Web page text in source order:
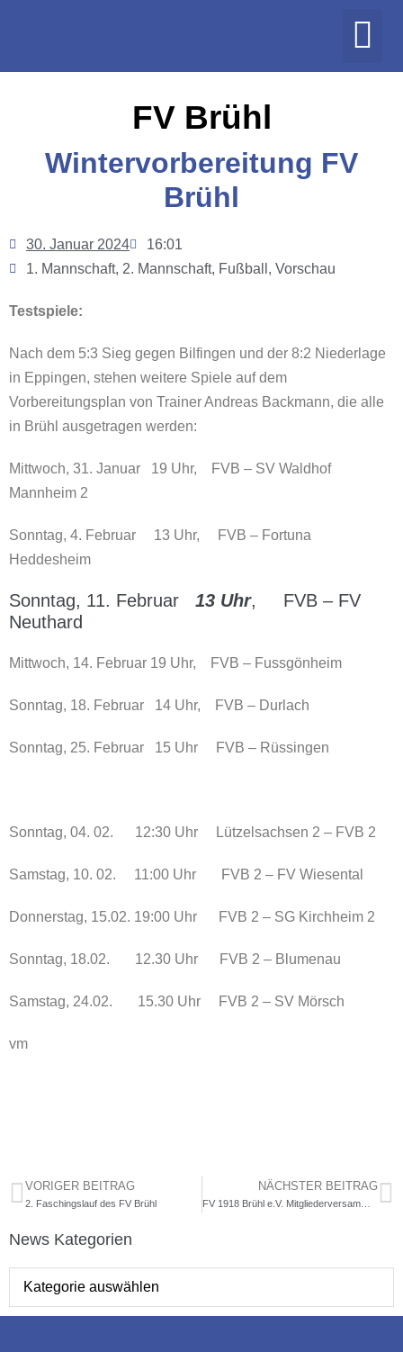
FV Brühl
Wintervorbereitung FV
Brühl
30. Januar 2024
16:01
1. Mannschaft, 2. Mannschaft, Fußball , Vorschau
Testspiele:
Nach dem 5:3 Sieg gegen Bilfingen und der 8:2 Niederlage
in Eppingen, stehen weitere Spiele auf dem
Vorbereitungsplan von Trainer Andreas Backmann, die alle
in Brühl ausgetragen werden:
Mittwoch, 31. Januar 19 Uhr, FVB – SV Waldhof
Mannheim 2
Sonntag, 4. Februar 13 Uhr, FVB – Fortuna
Heddesheim
Sonntag, 11. Februar 13 Uhr, FVB – FV
Neuthard
Mittwoch, 14. Februar 19 Uhr, FVB – Fussgönheim
Sonntag, 18. Februar 14 Uhr, FVB – Durlach
Sonntag, 25. Februar 15 Uhr FVB – Rüssingen
Sonntag, 04. 02. 12:30 Uhr Lützelsachsen 2 – FVB 2
Samstag, 10. 02. 11:00 Uhr FVB 2 – FV Wiesental
Donnerstag, 15.02. 19:00 Uhr FVB 2 – SG Kirchheim 2
Sonntag, 18.02. 12.30 Uhr FVB 2 – Blumenau
Samstag, 24.02. 15.30 Uhr FVB 2 – SV Mörsch
vm
VORIGER BEITRAG
2. Faschingslauf des FV Brühl
NÄCHSTER BEITRAG
FV 1918 Brühl e.V. Mitgliederversammlung der Fußballabteilung
News Kategorien